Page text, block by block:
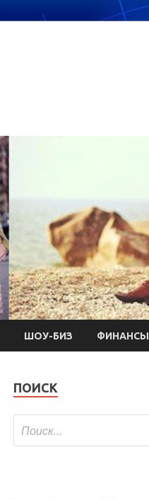
ШОУ-БИЗ ФИНАНСЫ
ПОИСК